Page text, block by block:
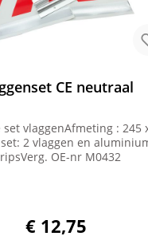
CE neutraal
set vlaggenAfmeting : 245
2 vlaggen en
OE-nr M0432
€ 12,75